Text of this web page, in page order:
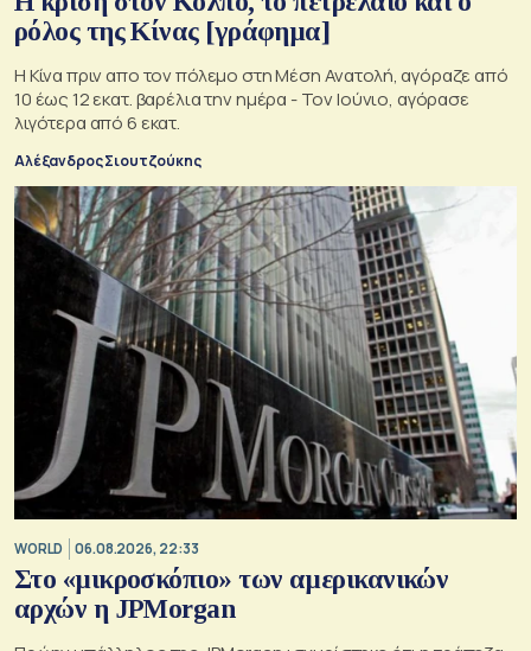
ρόλος της Κίνας [γράφημα]
Η Κίνα πριν απο τον πόλεμο στη Μέση Ανατολή, αγόραζε από
10 έως 12 εκατ. βαρέλια την ημέρα - Τον Ιούνιο, αγόρασε
λιγότερα από 6 εκατ.
Αλέξανδρος Σιουτζούκης
WORLD 06.08.2026, 22:33
Στο «μικροσκόπιο» των αμερικανικών
αρχών η JPMorgan